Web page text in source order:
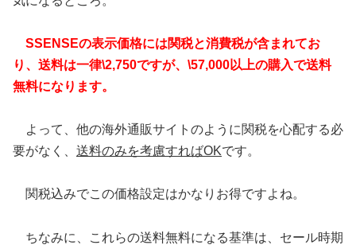
SSENSEの表示価格には関税と消費税が含まれてお
り、送料は一律\2,750ですが、\57,000以上の購入で送料
無料になります。
よって、他の海外通販サイトのように関税を心配する必
要がなく、 送料のみを考慮すればOKです。
関税込みでこの価格設定はかなりお得ですよね。
ちなみに、これらの送料無料になる基準は、セール時期